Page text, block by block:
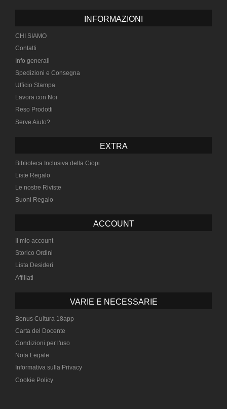
INFORMAZIONI
CHI SIAMO
Contatti
Info generali
Spedizioni e Consegna
Ufficio Stampa
Lavora con Noi
Reso Prodotti
Serve Aiuto?
EXTRA
Biblioteca Inclusiva della Ciopi
Liste Regalo
Le nostre Riviste
Buoni Regalo
ACCOUNT
Il mio account
Storico Ordini
Lista Desideri
Affiliati
VARIE E NECESSARIE
Bonus Cultura 18app
Carta del Docente
Condizioni per l'uso
Nota Legale
Informativa sulla Privacy
Cookie Policy